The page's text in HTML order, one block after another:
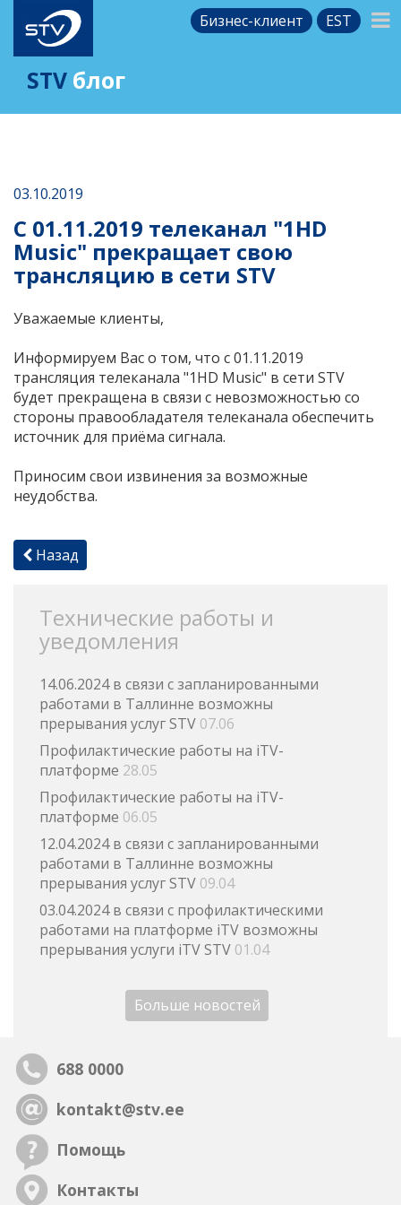
Бизнес-клиент EST
STV блог
03.10.2019
C 01.11.2019 телеканал "1HD
Music" прекращает свою
трансляцию в сети STV
Уважаемые клиенты,
Информируем Вас о том, что с 01.11.2019
трансляция телеканала "1HD Music" в сети STV
будет прекращена в связи с невозможностью со
стороны правообладателя телеканала обеспечить
источник для приёма сигнала.
Приносим свои извинения за возможные
неудобства.
Назад
Технические работы и
уведомления
14.06.2024 в связи с запланированными
работами в Таллинне возможны
прерывания услуг STV 07.06
Профилактические работы на iTV-
платформе 28.05
Профилактические работы на iTV-
платформе 06.05
12.04.2024 в связи с запланированными
работами в Таллинне возможны
прерывания услуг STV 09.04
03.04.2024 в связи с профилактическими
работами на платформе iTV возможны
прерывания услуги iTV STV 01.04
Больше новостей
688 0000
kontakt@stv.ee
Помощь
Контакты